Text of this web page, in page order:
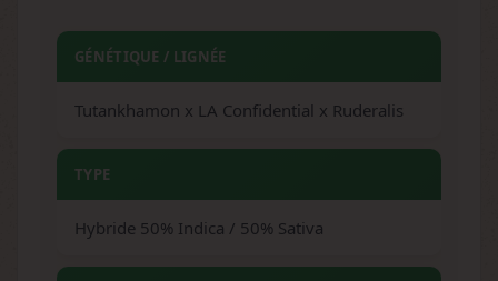
GÉNÉTIQUE / LIGNÉE
Tutankhamon x LA Confidential x Ruderalis
TYPE
Hybride 50% Indica / 50% Sativa